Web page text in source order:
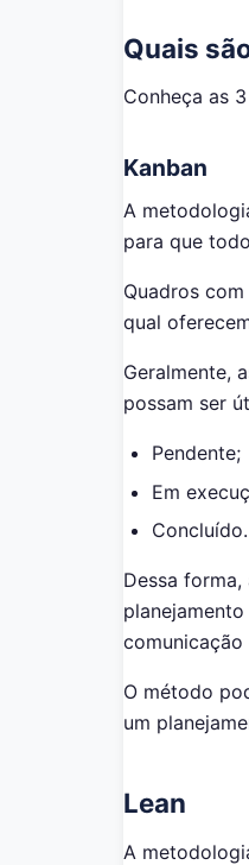
Quais
Conheça as
Kanban
A
para que
Quadros
qual
Geralmente,
possam ser
Pendente;
Em
Concluído.
Dessa
O método
um
Lean
A